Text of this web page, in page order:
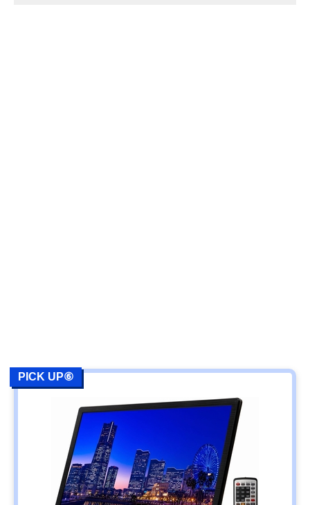
PICK UP⑥